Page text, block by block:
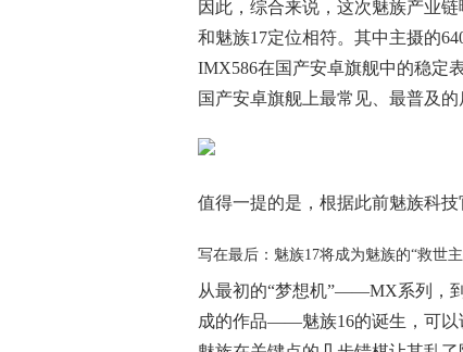
因此，综合来说，这次魅族产业
和魅族17定位相符。其中主摄的
IMX586在国产安卓旗舰中的稳定
国产安卓旗舰上最常见、最普及的
值得一提的是，根据此前魅族科
写在最后：魅族17将成为魅族的“救世
从最初的“梦想机”——MX系列，
成的作品——魅族16的诞生，可以